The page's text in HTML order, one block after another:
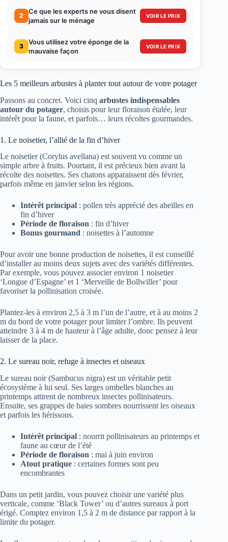
2
Ce que les experts ne vous disent
jamais sur le ménage
VOIR LE PRIX
3
Vous utilisez votre éponge de la
mauvaise façon
VOIR LE PRIX
Les 5 meilleurs arbustes à planter tout autour de votre potager
Passons au concret. Voici cinq arbustes indispensables
autour du potager, choisis pour leur floraison étalée, leur
intérêt pour la faune, et parfois… leurs récoltes gourmandes.
1. Le noisetier, l’allié de la fin d’hiver
Le noisetier (Corylus avellana) est souvent vu comme un
simple arbre à fruits. Pourtant, il est précieux bien avant la
récolte des noisettes. Ses chatons apparaissent dès février,
parfois même en janvier selon les régions.
Intérêt principal : pollen très apprécié des abeilles en
fin d’hiver
Période de floraison : fin d’hiver
Bonus gourmand : noisettes à l’automne
Pour avoir une bonne production de noisettes, il est conseillé
d’installer au moins deux sujets avec des variétés différentes.
Par exemple, vous pouvez associer environ 1 noisetier
‘Longue d’Espagne’ et 1 ‘Merveille de Bollwiller’ pour
favoriser la pollinisation croisée.
Plantez-les à environ 2,5 à 3 m l’un de l’autre, et à au moins 2
m du bord de votre potager pour limiter l’ombre. Ils peuvent
atteindre 3 à 4 m de hauteur à l’âge adulte, donc pensez à leur
laisser de la place.
2. Le sureau noir, refuge à insectes et oiseaux
Le sureau noir (Sambucus nigra) est un véritable petit
écosystème à lui seul. Ses larges ombelles blanches au
printemps attirent de nombreux insectes pollinisateurs.
Ensuite, ses grappes de baies sombres nourrissent les oiseaux
et parfois les hérissons.
Intérêt principal : nourrit pollinisateurs au printemps et
faune au cœur de l’été
Période de floraison : mai à juin environ
Atout pratique : certaines formes sont peu
encombrantes
Dans un petit jardin, vous pouvez choisir une variété plus
verticale, comme ‘Black Tower’ ou d’autres sureaux à port
érigé. Comptez environ 1,5 à 2 m de distance par rapport à la
limite du potager.